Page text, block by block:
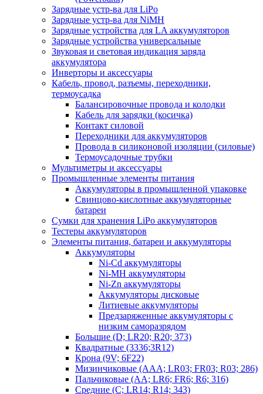
Зарядные устр-ва для LiPo
Зарядные устр-ва для NiMH
Зарядные устройства для LA аккумуляторов
Зарядные устройства универсальные
Звуковая и световая индикация заряда
аккумулятора
Инверторы и аксессуары
Кабель, провод, разъемы, переходники,
термоусадка
Балансировочные провода и колодки
Кабель для зарядки (косичка)
Контакт силовой
Переходники для аккумуляторов
Провода в силиконовой изоляции (силовые)
Термоусадочные трубки
Мультиметры и аксессуары
Промышленные элементы питания
Аккумуляторы в промышленной упаковке
Свинцово-кислотные аккумуляторные
батареи
Сумки для хранения LiPo аккумуляторов
Тестеры аккумуляторов
Элементы питания, батареи и аккумуляторы
Аккумуляторы
Ni-Cd аккумуляторы
Ni-MH аккумуляторы
Ni-Zn аккумуляторы
Аккумуляторы дисковые
Литиевые аккумуляторы
Предзаряженные аккумуляторы с
низким саморазрядом
Большие (D; LR20; R20; 373)
Квадратные (3336;3R12)
Крона (9V; 6F22)
Мизинчиковые (AAA; LR03; FR03; R03; 286)
Пальчиковые (AA; LR6; FR6; R6; 316)
Средние (C; LR14; R14; 343)